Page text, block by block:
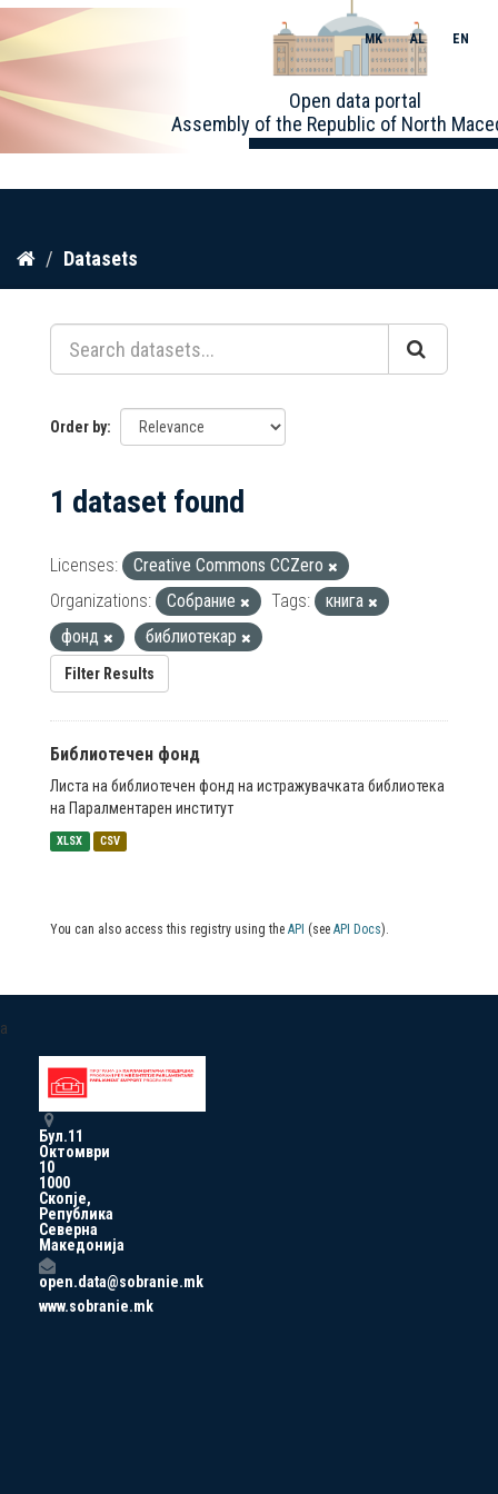
Skip
content
Open data portal
Assembly of the Republic of North
MK AL EN
Datasets
Order by
1 dataset found
Licenses:
Creative Commons CCZero
Organizations:
Собрание Tags:
книга
фонд
библиотекар
Filter Results
Библиотечен фонд
Листа на библиотечен фонд на истражувачката библиотека
на Паралментарен институт
XLSX CSV
You can also access this registry using the API (see API Docs).
a
Бул.11
Октомври
10
1000
Скопје,
Република
Северна
Македонија
open.data@sobranie.mk
www.sobranie.mk